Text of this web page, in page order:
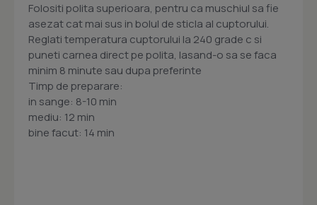
Folositi polita superioara, pentru ca muschiul sa fie
asezat cat mai sus in bolul de sticla al cuptorului.
Reglati temperatura cuptorului la 240 grade c si
puneti carnea direct pe polita, lasand-o sa se faca
minim 8 minute sau dupa preferinte
Timp de preparare:
in sange: 8-10 min
mediu: 12 min
bine facut: 14 min